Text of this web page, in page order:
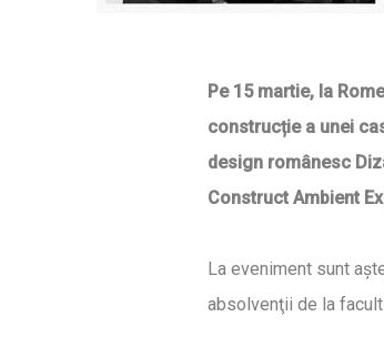
Pe 15 martie, la
construcție a unei
design românesc
Construct Ambient
La eveniment sunt
absolvenţii de la